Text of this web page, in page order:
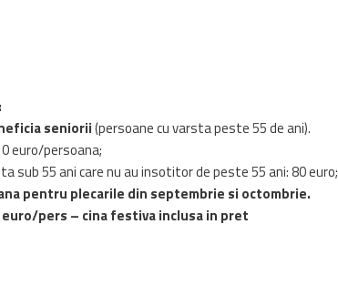
seniorii(persoane cu varsta peste 55 de ani).
euro/persoana;
sub 55 ani care nu au insotitor de peste 55 ani: 80 euro;
pentru plecarile din septembrie si octombrie.
euro/pers – cina festiva inclusa in pret